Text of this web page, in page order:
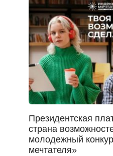
Президентская
страна
молодежный
мечтателя»